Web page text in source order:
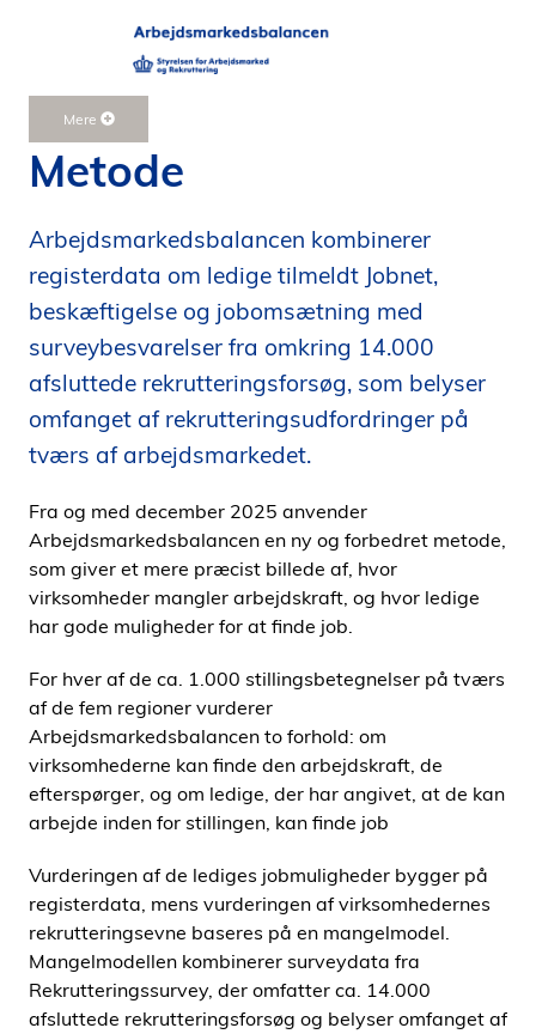
Mere
Metode
Arbejdsmarkedsbalancen kombinerer
registerdata om ledige tilmeldt Jobnet,
beskæftigelse og jobomsætning med
surveybesvarelser fra omkring 14.000
afsluttede rekrutteringsforsøg, som belyser
omfanget af rekrutteringsudfordringer på
tværs af arbejdsmarkedet.
Fra og med december 2025 anvender
Arbejdsmarkedsbalancen en ny og forbedret metode,
som giver et mere præcist billede af, hvor
virksomheder mangler arbejdskraft, og hvor ledige
har gode muligheder for at finde job.
For hver af de ca. 1.000 stillingsbetegnelser på tværs
af de fem regioner vurderer
Arbejdsmarkedsbalancen to forhold: om
virksomhederne kan finde den arbejdskraft, de
efterspørger, og om ledige, der har angivet, at de kan
arbejde inden for stillingen, kan finde job
Vurderingen af de lediges jobmuligheder bygger på
registerdata, mens vurderingen af virksomhedernes
rekrutteringsevne baseres på en mangelmodel.
Mangelmodellen kombinerer surveydata fra
Rekrutteringssurvey, der omfatter ca. 14.000
afsluttede rekrutteringsforsøg og belyser omfanget af